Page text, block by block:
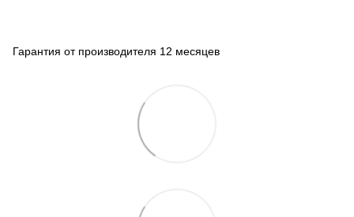
Гарантия от производителя 12 месяцев